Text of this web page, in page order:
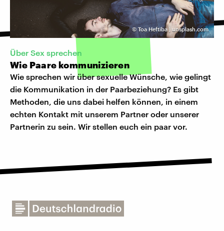
© Toa Heftiba | unsplash.com
Über Sex sprechen
Wie Paare kommunizieren
Wie sprechen wir über sexuelle Wünsche, wie gelingt
die Kommunikation in der Paarbeziehung? Es gibt
Methoden, die uns dabei helfen können, in einem
echten Kontakt mit unserem Partner oder unserer
Partnerin zu sein. Wir stellen euch ein paar vor.